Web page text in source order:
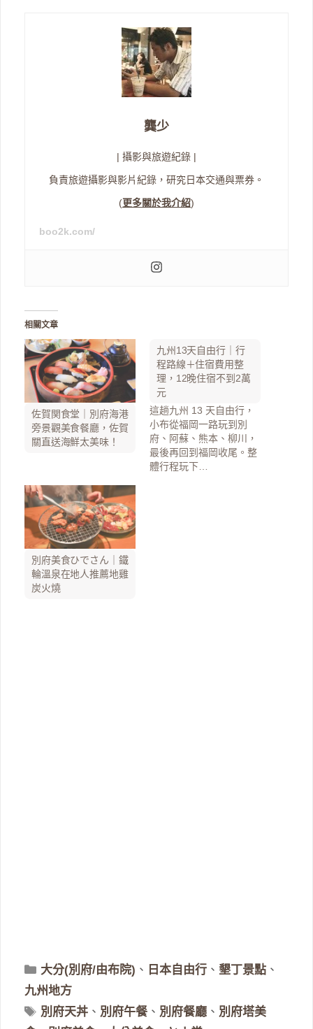
龔少
| 攝影與旅遊紀錄 |
負責旅遊攝影與影片紀錄，研究日本交通與票券。
(更多關於我介紹)
boo2k.com/
相關文章
佐賀関食堂｜別府海港
旁景觀美食餐廳，佐賀
關直送海鮮太美味！
九州13天自由行｜行
程路線＋住宿費用整
理，12晚住宿不到2萬
元
這趟九州 13 天自由行，
小布從福岡一路玩到別
府、阿蘇、熊本、柳川，
最後再回到福岡收尾。整
體行程玩下…
別府美食ひでさん｜鐵
輪溫泉在地人推薦地雞
炭火燒
分
類
大分(別府/由布院) 、 日本自由行 、墾丁景點 、
九州地方
標
別府天丼 、 別府午餐、 別府餐廳 、 別府塔美